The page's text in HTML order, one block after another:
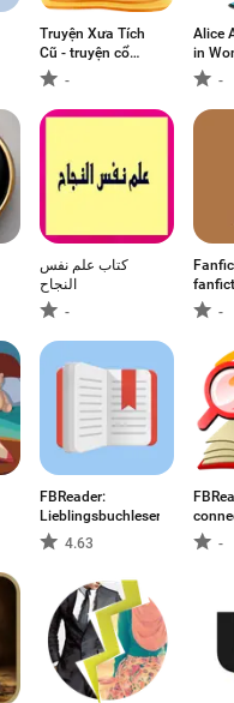
Truyện Xưa Tích
Cũ - truyện cổ
tích, thần thoại
-
Alice
in
-
كتاب علم نفس
النجاح
-
-
FBReader:
Lieblingsbuchleser
4.63
-